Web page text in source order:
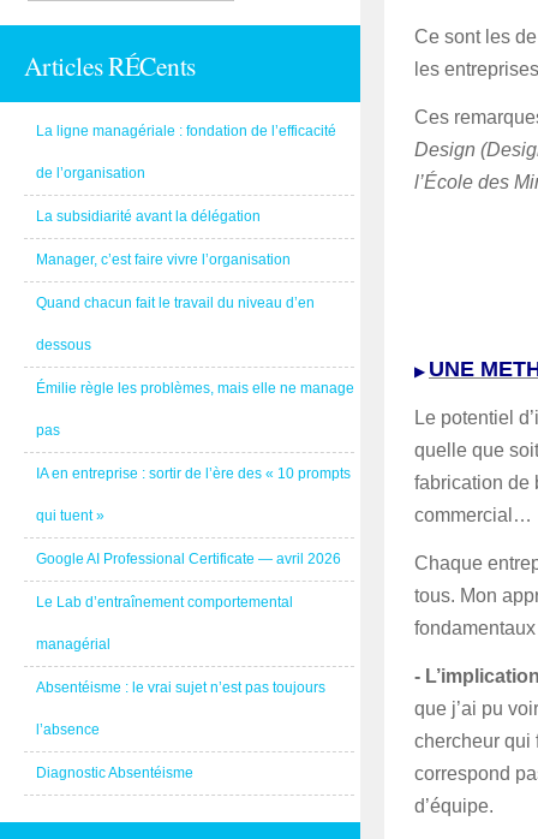
Articles RÉCents
La ligne managériale : fondation de l’efficacité
de l’organisation
La subsidiarité avant la délégation
Manager, c’est faire vivre l’organisation
Quand chacun fait le travail du niveau d’en
dessous
Émilie règle les problèmes, mais elle ne manage
pas
IA en entreprise : sortir de l’ère des « 10 prompts
qui tuent »
Google AI Professional Certificate — avril 2026
Le Lab d’entraînement comportemental
managérial
Absentéisme : le vrai sujet n’est pas toujours
l’absence
Diagnostic Absentéisme
Ce sont les
les
Ces
Design
l’École des
▶ UNE
Le potentiel
quelle que
fabrication de
commercial…
Chaque
tous. Mon
fondamentaux
-
que j’ai pu
chercheur qui
correspond
d’équipe.